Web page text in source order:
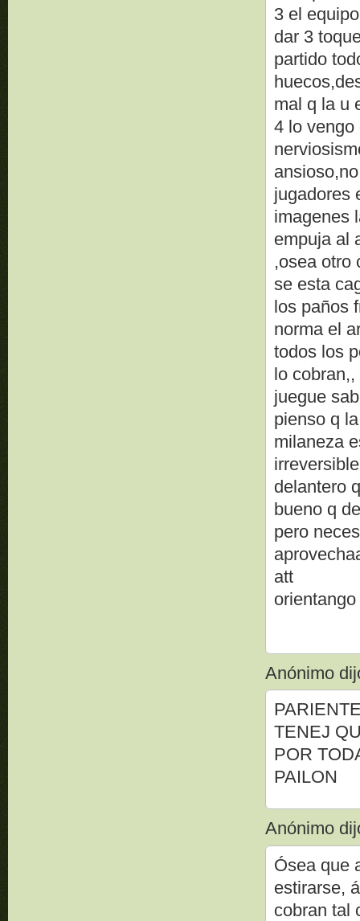
3 el
dar 3
partido
mal q la u
4 lo vengo
jugadores
imagenes
empuja al
,osea otro
se esta
los paños
norma el
todos los
lo
juegue
pienso q
milaneza
delantero
bueno q
pero
att
orientango
Anónimo
TENEJ
POR
PAILON
Anónimo
Ósea que
estirarse,
cobran tal